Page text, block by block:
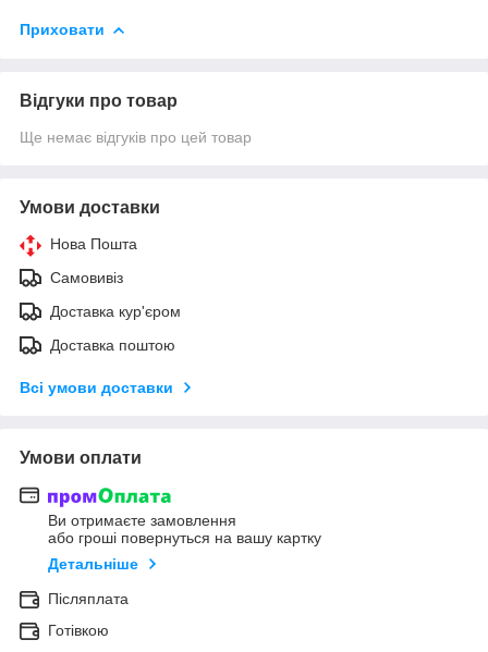
Приховати
Відгуки про товар
Ще немає відгуків про цей товар
Умови доставки
Нова Пошта
Самовивіз
Доставка кур'єром
Доставка поштою
Всі умови доставки
Умови оплати
Ви отримаєте замовлення
або гроші повернуться на вашу картку
Детальніше
Післяплата
Готівкою